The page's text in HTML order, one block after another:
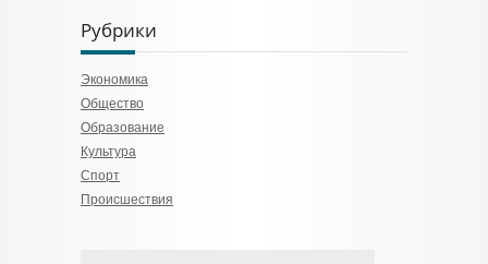
Рубрики
Экономика
Общество
Образование
Культура
Спорт
Происшествия